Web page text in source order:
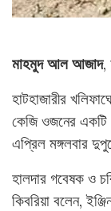
মাহমুদ আল আজাদ,
হাটহাজারীর
কেজি ওজনের একটি
এপ্রিল মঙ্গলবার
হালদার গবেষক ও
কিবরিয়া বলেন,